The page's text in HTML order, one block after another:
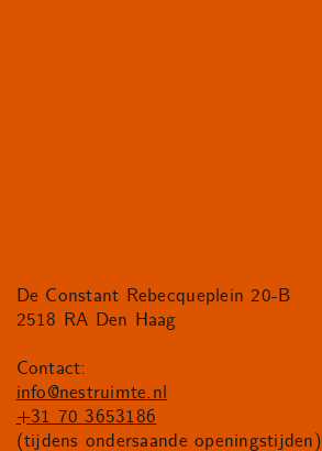
De Constant Rebecqueplein 20-B
2518 RA Den Haag
Contact:
info@nestruimte.nl
+31 70 3653186
(tijdens ondersaande openingstijden)